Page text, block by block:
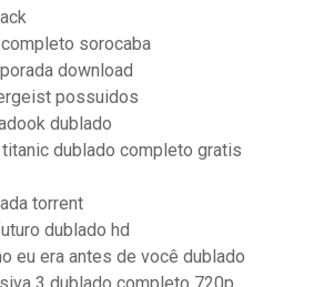
sorocaba
download
possuidos
dublado
dublado completo gratis
torrent
dublado hd
eu era antes de você dublado